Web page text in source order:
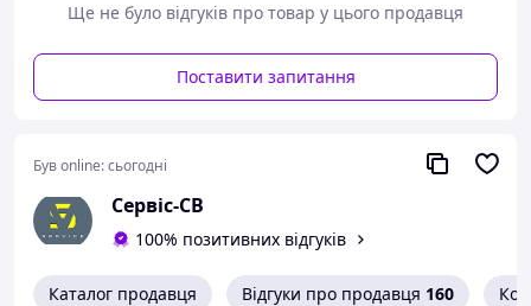
Ще не було відгуків про товар у цього продавця
Поставити запитання
Був online:сьогодні
Сервіс-СВ
100% позитивних відгуків
Каталог продавця Відгуки про продавця 160